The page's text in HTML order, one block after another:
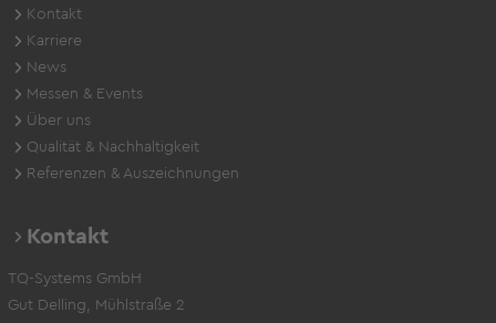
Kontakt
Karriere
News
Messen & Events
Über uns
Qualität & Nachhaltigkeit
Referenzen & Auszeichnungen
Kontakt
TQ-Systems GmbH
Gut Delling, Mühlstraße 2